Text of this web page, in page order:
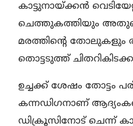
കാട്ടുനായ്ക്കൻ
ചെത്തുകത്തിയും
മരത്തിന്റെ തോലുകളും
തൊട്ടടുത്ത്
ഉച്ചക്ക് ശേഷം തോട്ടം
കന്നഡിഗനാണ്
ഡിക്രൂസിനോട് ചെന്ന്